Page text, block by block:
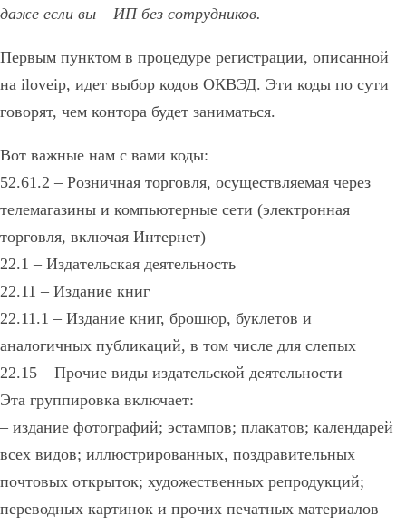
даже если вы – ИП без сотрудников.
Первым пунктом в процедуре регистрации, описанной
на iloveip, идет выбор кодов ОКВЭД. Эти коды по сути
говорят, чем контора будет заниматься.
Вот важные нам с вами коды:
52.61.2 – Розничная торговля, осуществляемая через
телемагазины и компьютерные сети (электронная
торговля, включая Интернет)
22.1 – Издательская деятельность
22.11 – Издание книг
22.11.1 – Издание книг, брошюр, буклетов и
аналогичных публикаций, в том числе для слепых
22.15 – Прочие виды издательской деятельности
Эта группировка включает:
– издание фотографий; эстампов; плакатов; календарей
всех видов; иллюстрированных, поздравительных
почтовых открыток; художественных репродукций;
переводных картинок и прочих печатных материалов